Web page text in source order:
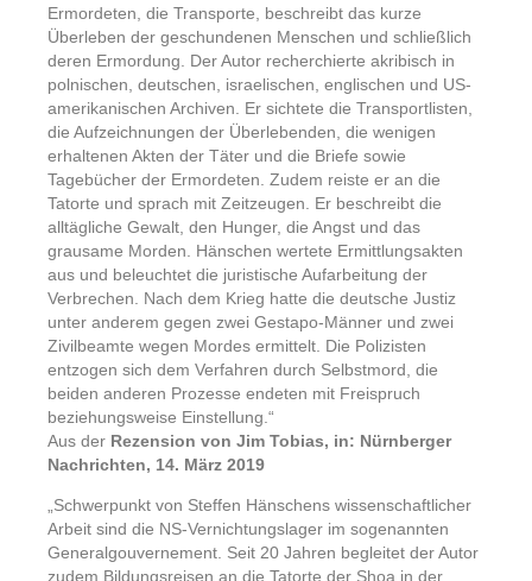
Ermordeten, die Transporte, beschreibt das kurze
Überleben der geschundenen Menschen und schließlich
deren Ermordung. Der Autor recherchierte akribisch in
polnischen, deutschen, israelischen, englischen und US-
amerikanischen Archiven. Er sichtete die Transportlisten,
die Aufzeichnungen der Überlebenden, die wenigen
erhaltenen Akten der Täter und die Briefe sowie
Tagebücher der Ermordeten. Zudem reiste er an die
Tatorte und sprach mit Zeitzeugen. Er beschreibt die
alltägliche Gewalt, den Hunger, die Angst und das
grausame Morden. Hänschen wertete Ermittlungsakten
aus und beleuchtet die juristische Aufarbeitung der
Verbrechen. Nach dem Krieg hatte die deutsche Justiz
unter anderem gegen zwei Gestapo-Männer und zwei
Zivilbeamte wegen Mordes ermittelt. Die Polizisten
entzogen sich dem Verfahren durch Selbstmord, die
beiden anderen Prozesse endeten mit Freispruch
beziehungsweise Einstellung.“
Aus der Rezension von Jim Tobias, in: Nürnberger
Nachrichten, 14. März 2019
„Schwerpunkt von Steffen Hänschens wissenschaftlicher
Arbeit sind die NS-Vernichtungslager im sogenannten
Generalgouvernement. Seit 20 Jahren begleitet der Autor
zudem Bildungsreisen an die Tatorte der Shoa in der